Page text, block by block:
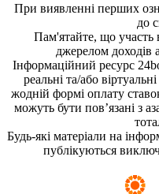
При виявленні перших
до
Пам'ятайте, що участь
джерелом доходів
Інформаційний ресурс
реальні та/або
жодній формі оплату
можуть бути пов’язані з
Будь-які матеріали на
публікуються